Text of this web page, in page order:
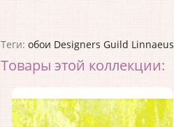
Теги: обои Designers Guild
Товары этой коллекции: